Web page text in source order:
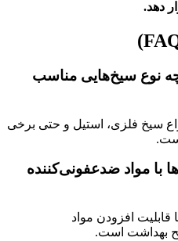
دهد.
نوع سیخ‌هایی مناسب
سیخ فلزی، استیل و حتی برخی
با مواد ضدعفونی‌کننده
قابلیت افزودن مواد
بهداشت است.